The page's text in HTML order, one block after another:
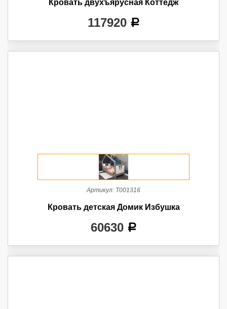
Кровать двухъярусная Коттедж
117920 a
Артикул: Т001316
Кровать детская Домик Избушка
60630 a